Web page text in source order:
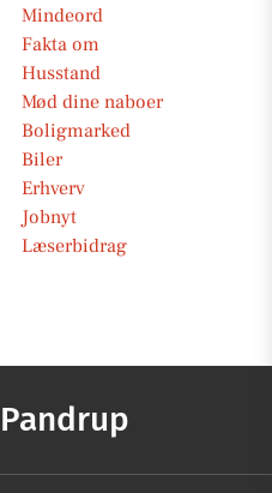
Mindeord
Fakta om
Husstand
Mød dine naboer
Boligmarked
Biler
Erhverv
Jobnyt
Læserbidrag
Pandrup